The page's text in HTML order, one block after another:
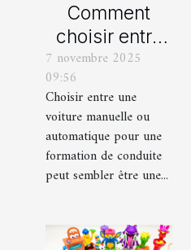
Comment
choisir entre
une voiture
manuelle ou
automatique
pour votre
formation de
conduite ?
7 novembre 2025
09:56
Choisir entre une
voiture manuelle ou
automatique pour une
formation de conduite
peut sembler être une...